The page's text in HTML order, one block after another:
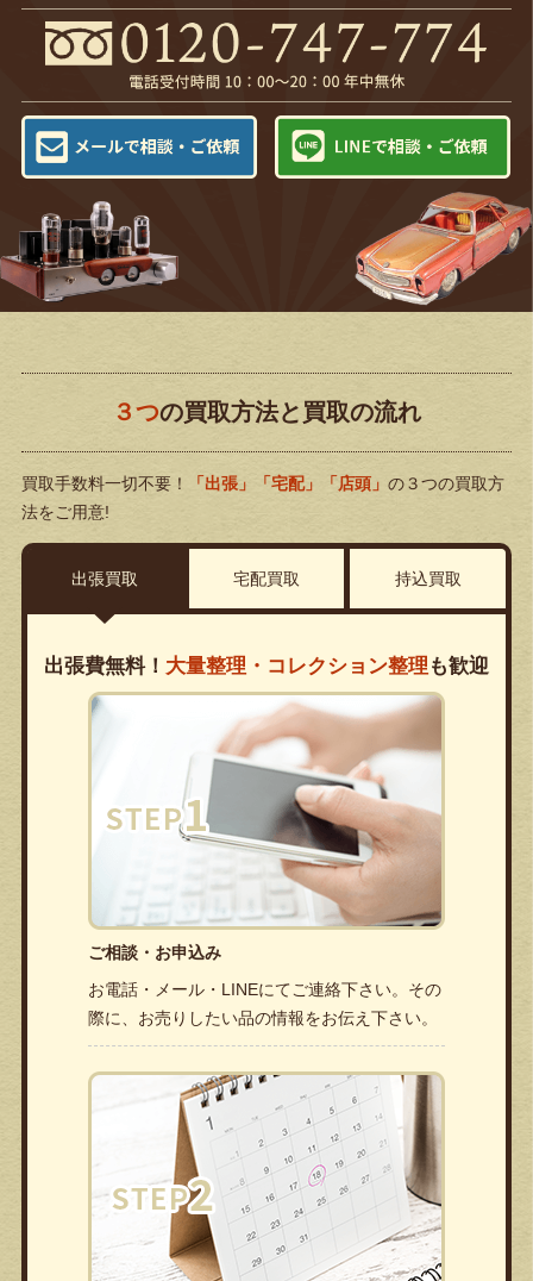
３つの買取方法と買取の流れ
買取手数料一切不要！ 「出張」「宅配」「店頭」 の３つの買取方
法をご用意!
出張買取 宅配買取 持込買取
出張費無料！ 大量整理・コレクション整理 も歓迎
ご相談・お申込み
お電話・メール・LINEにてご連絡下さい。その
際に、お売りしたい品の情報をお伝え下さい。